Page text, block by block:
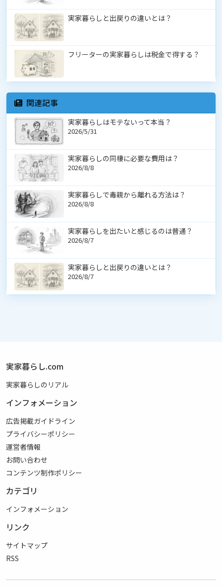
実家暮らしと出戻りの違いとは？
フリーターの実家暮らしは税金で得する？
関連記事
実家暮らしはモテないって本当？
2026/5/31
実家暮らしの同棲に必要な費用は？
2026/8/8
実家暮らしで毒親から離れる方法は？
2026/8/8
実家暮らしを出たいと感じるのは普通？
2026/8/7
実家暮らしと出戻りの違いとは？
2026/8/7
実家暮らし.com
実家暮らしのリアル
インフォメーション
広告掲載ガイドライン
プライバシーポリシー
運営者情報
お問い合わせ
コンテンツ制作ポリシー
カテゴリ
インフォメーション
リンク
サイトマップ
RSS